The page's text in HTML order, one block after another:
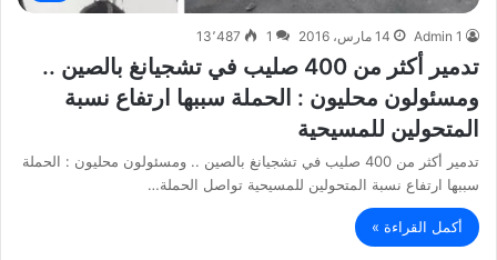
Admin 1 14 مارس، 2016 1 13٬487
تدمير أكثر من 400 صليب في تشجيانغ بالصين ..
ومسئولون محليون : الحملة سببها ارتفاع نسبة
المتحولين للمسيحية
تدمير أكثر من 400 صليب في تشجيانغ بالصين .. ومسئولون محليون : الحملة
سببها ارتفاع نسبة المتحولين للمسيحية تواصل الحملة…
أكمل القراءة »